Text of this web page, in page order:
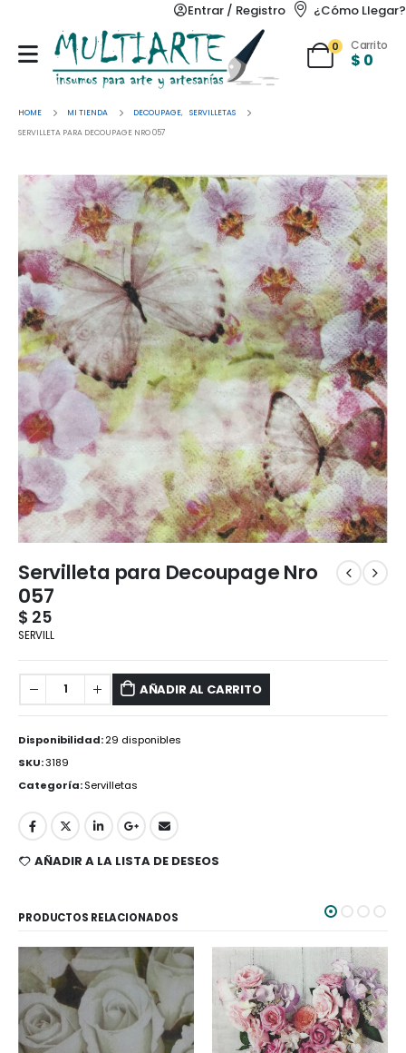
Entrar / Registro ¿Cómo Llegar?
0 Carrito
$ 0
HOME MI TIENDA DECOUPAGE, SERVILLETAS
SERVILLETA PARA DECOUPAGE NRO 057
Servilleta para Decoupage Nro
057
$ 25
SERVILL
AÑADIR AL CARRITO
Disponibilidad:29 disponibles
SKU:3189
Categoría:Servilletas
AÑADIR A LA LISTA DE DESEOS
PRODUCTOS RELACIONADOS